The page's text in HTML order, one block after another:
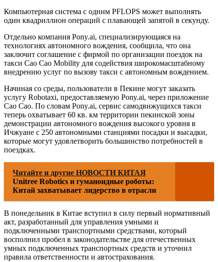
Компьютерная система с одним PFLOPS может выполнять
один квадриллион операций с плавающей запятой в секунду.
Отдельно компания Pony.ai, специализирующаяся на
технологиях автономного вождения, сообщила, что она
заключит соглашение с фирмой по организации поездок на
такси Cao Cao Mobility для содействия широкомасштабному
внедрению услуг по вызову такси с автономным вождением.
Начиная со среды, пользователи в Пекине могут заказать
услугу Robotaxi, предоставляемую Pony.ai, через приложение
Cao Cao. По словам Pony.ai, сервис самодвижущихся такси
теперь охватывает 60 кв. км территории пекинской зоны
демонстрации автономного вождения высокого уровня в
Ичжуане с 250 автономными станциями посадки и высадки,
которые могут удовлетворить большинство потребностей в
поездках.
Читайте и другие НОВОСТИ КИТАЯ
Unitree Robotics и гуманоидные роботы:
Китай захватывает лидерство в отрасли
В понедельник в Китае вступил в силу первый нормативный
акт, разработанный для управления умными и
подключенными транспортными средствами, который
восполнил пробел в законодательстве для отечественных
умных подключенных транспортных средств и уточнил
правила ответственности и автострахования.